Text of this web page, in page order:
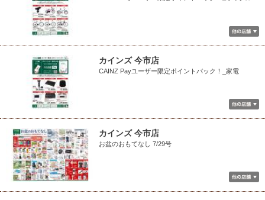
カインズ 今市店
CAINZ Payユーザー限定ポイントバック！_家電
カインズ 今市店
お盆のおもてなし 7/29号